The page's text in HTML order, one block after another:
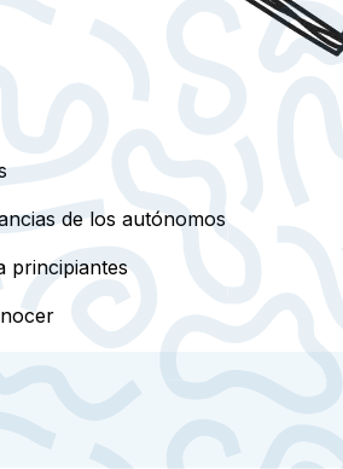
de los autónomos
principiantes